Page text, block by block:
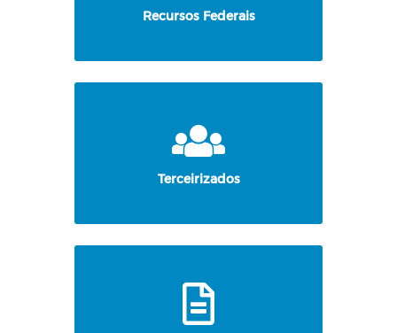
Recursos Federais
Terceirizados